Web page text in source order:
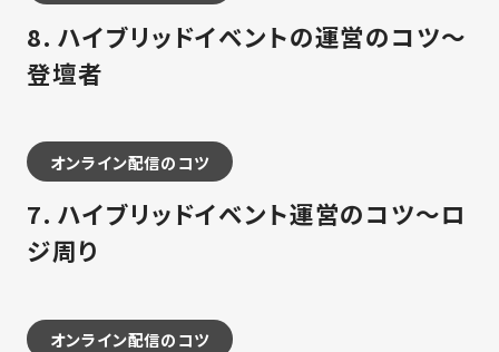
8. ハイブリッドイベントの運営のコツ～
登壇者
オンライン配信のコツ
7. ハイブリッドイベント運営のコツ～ロ
ジ周り
オンライン配信のコツ